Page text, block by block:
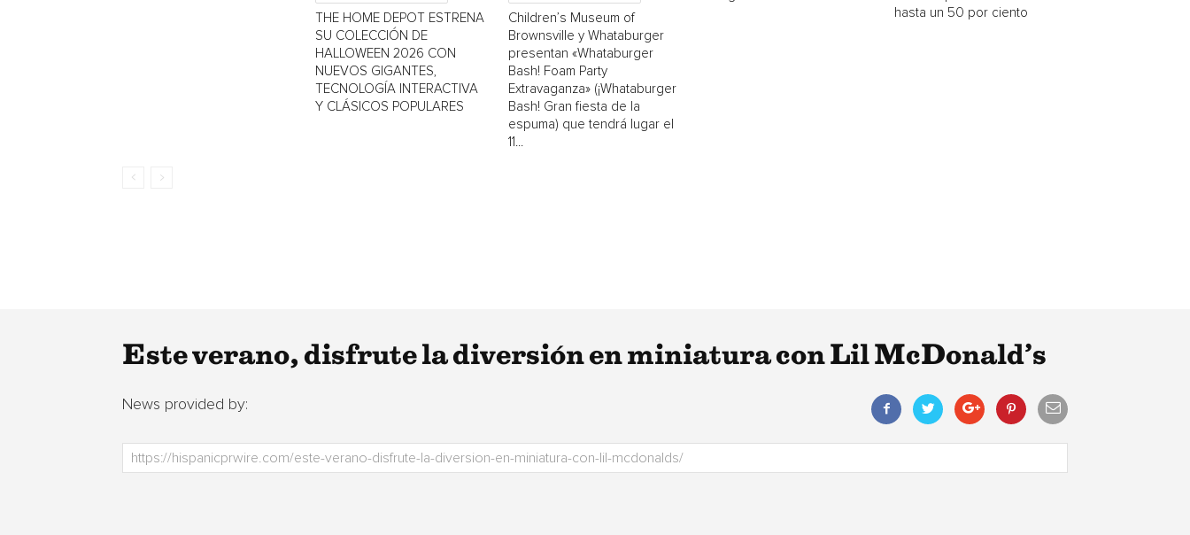
THE HOME DEPOT ESTRENA
SU COLECCIÓN DE
HALLOWEEN 2026 CON
NUEVOS GIGANTES,
TECNOLOGÍA INTERACTIVA
Y CLÁSICOS POPULARES
Children’s Museum of
Brownsville y Whataburger
presentan «Whataburger
Bash! Foam Party
Extravaganza» (¡Whataburger
Bash! Gran fiesta de la
espuma) que tendrá lugar el
11...
hasta un 50 por ciento
Este verano, disfrute la diversión en miniatura con Lil McDonald’s
News provided by: